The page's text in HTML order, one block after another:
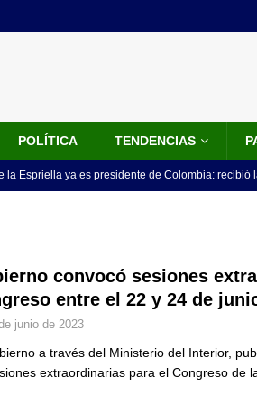
POLÍTICA TENDENCIAS
la Espriella ya es presidente de Colombia: recibió
de Abelardo De La Espriella: recibirá la
en el Cantón Pichincha
no asistirá a la posesión de Abelardo de la
LO ÚLTIMO
detrás de la banda presidencial que portará
convocó sesiones
entre el 22 y 24 de
junio de 2023
a través del Ministerio del Interior,
extraordinarias para el Congreso de